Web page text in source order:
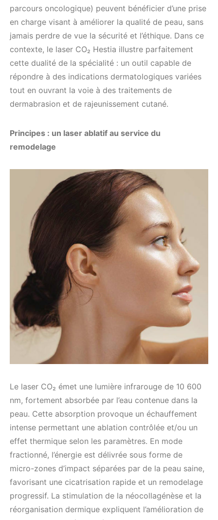
parcours oncologique) peuvent bénéficier d’une prise
en charge visant à améliorer la qualité de peau, sans
jamais perdre de vue la sécurité et l’éthique. Dans ce
contexte, le laser CO₂ Hestia illustre parfaitement
cette dualité de la spécialité : un outil capable de
répondre à des indications dermatologiques variées
tout en ouvrant la voie à des traitements de
dermabrasion et de rajeunissement cutané.
Principes : un laser ablatif au service du
remodelage
Le laser CO₂ émet une lumière infrarouge de 10 600
nm, fortement absorbée par l’eau contenue dans la
peau. Cette absorption provoque un échauffement
intense permettant une ablation contrôlée et/ou un
effet thermique selon les paramètres. En mode
fractionné, l’énergie est délivrée sous forme de
micro-zones d’impact séparées par de la peau saine,
favorisant une cicatrisation rapide et un remodelage
progressif. La stimulation de la néocollagénèse et la
réorganisation dermique expliquent l’amélioration de